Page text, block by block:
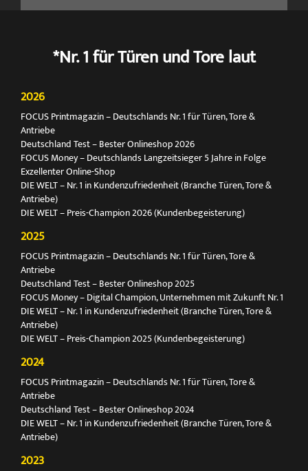
*Nr. 1 für Türen und Tore laut
2026
FOCUS Printmagazin – Deutschlands Nr. 1 für Türen, Tore &
Antriebe
Deutschland Test – Bester Onlineshop 2026
FOCUS Money – Deutschlands Langzeitsieger 5 Jahre in Folge
Exzellenter Online-Shop
DIE WELT – Nr. 1 in Kundenzufriedenheit (Branche Türen, Tore &
Antriebe)
DIE WELT – Preis-Champion 2026 (Kundenbegeisterung)
2025
FOCUS Printmagazin – Deutschlands Nr. 1 für Türen, Tore &
Antriebe
Deutschland Test – Bester Onlineshop 2025
FOCUS Money – Digital Champion, Unternehmen mit Zukunft Nr. 1
DIE WELT – Nr. 1 in Kundenzufriedenheit (Branche Türen, Tore &
Antriebe)
DIE WELT – Preis-Champion 2025 (Kundenbegeisterung)
2024
FOCUS Printmagazin – Deutschlands Nr. 1 für Türen, Tore &
Antriebe
Deutschland Test – Bester Onlineshop 2024
DIE WELT – Nr. 1 in Kundenzufriedenheit (Branche Türen, Tore &
Antriebe)
2023